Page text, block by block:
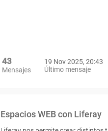
43
Mensajes
19 Nov 2025, 20:43
Último mensaje
Espacios WEB con Liferay